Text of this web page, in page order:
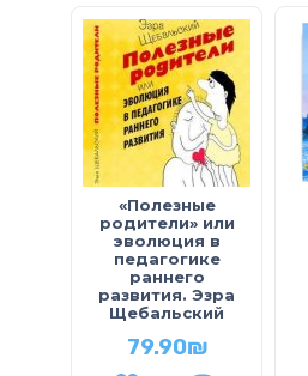
«Полезные
родители» или
эволюция в
педагогике
раннего
развития. Эзра
Щебальский
79.90₪